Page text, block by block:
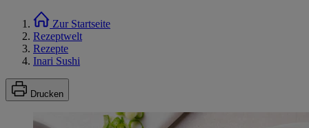
Zur Startseite
Rezeptwelt
Rezepte
Inari Sushi
Drucken